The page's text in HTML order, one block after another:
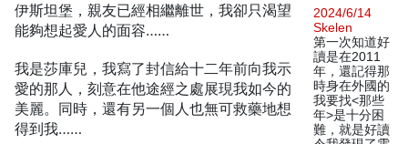
伊斯坦堡，親友已經相繼離世，我卻只渴望
能夠想起愛人的面容……
我是莎庫兒，我寫了封信給十二年前向我示
愛的那人，刻意在他途經之處展現我如今的
美麗。同時，還有另一個人也無可救藥地想
得到我……
2024/6/14
Skelen
第一次知道好
讀是在2011
年，還記得那
時身在外國的
我要找<那些
年>是十分困
難，就是好讀